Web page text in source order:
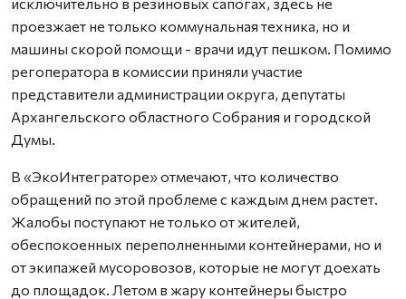
проезжает не только коммунальная техника, но и
машины скорой помощи - врачи идут пешком. Помимо
регоператора в комиссии приняли участие
представители администрации округа, депутаты
Архангельского областного Собрания и городской
Думы.
В «ЭкоИнтеграторе» отмечают, что количество
обращений по этой проблеме с каждым днем растет.
Жалобы поступают не только от жителей,
обеспокоенных переполненными контейнерами, но и
от экипажей мусоровозов, которые не могут доехать
до площадок. Летом в жару контейнеры быстро